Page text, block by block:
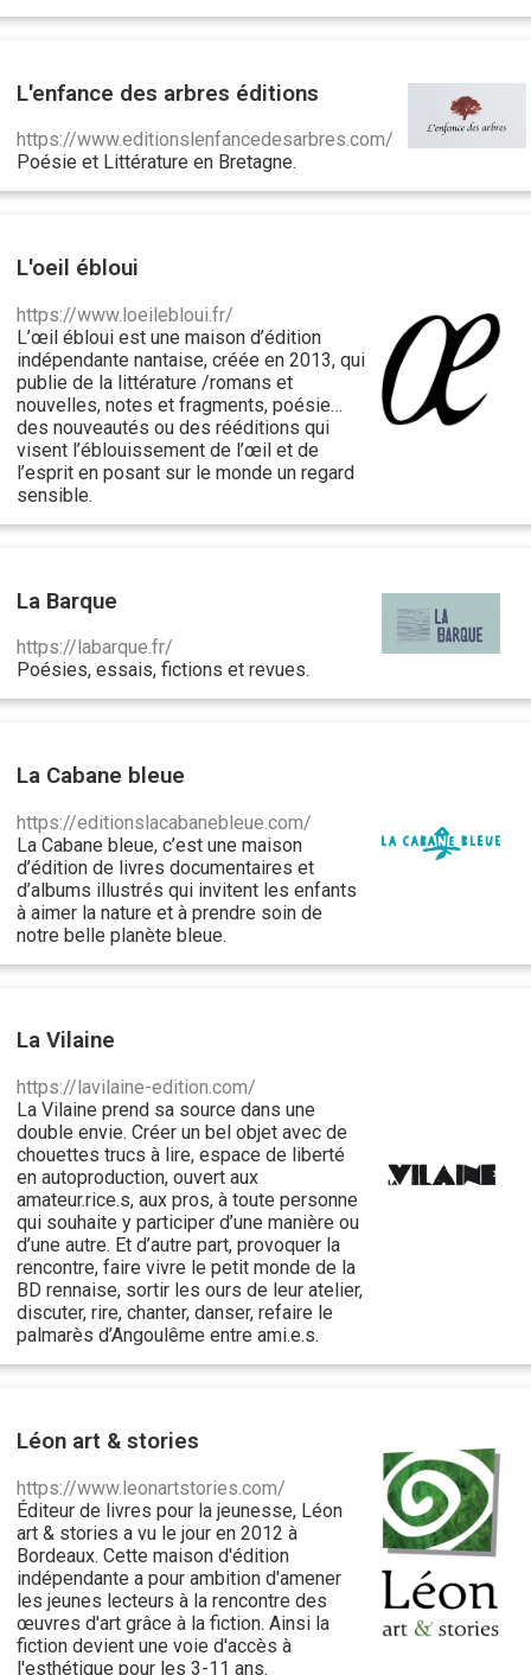
L'enfance des arbres éditions
https://www.editionslenfancedesarbres.com/
Poésie et Littérature en Bretagne.
L'oeil ébloui
https://www.loeilebloui.fr/
L’œil ébloui est une maison d’édition
indépendante nantaise, créée en 2013, qui
publie de la littérature /romans et
nouvelles, notes et fragments, poésie…
des nouveautés ou des rééditions qui
visent l’éblouissement de l’œil et de
l’esprit en posant sur le monde un regard
sensible.
La Barque
https://labarque.fr/
Poésies, essais, fictions et revues.
La Cabane bleue
https://editionslacabanebleue.com/
La Cabane bleue, c’est une maison
d’édition de livres documentaires et
d’albums illustrés qui invitent les enfants
à aimer la nature et à prendre soin de
notre belle planète bleue.
La Vilaine
https://lavilaine-edition.com/
La Vilaine prend sa source dans une
double envie. Créer un bel objet avec de
chouettes trucs à lire, espace de liberté
en autoproduction, ouvert aux
amateur.rice.s, aux pros, à toute personne
qui souhaite y participer d’une manière ou
d’une autre. Et d’autre part, provoquer la
rencontre, faire vivre le petit monde de la
BD rennaise, sortir les ours de leur atelier,
discuter, rire, chanter, danser, refaire le
palmarès d’Angoulême entre ami.e.s.
Léon art & stories
https://www.leonartstories.com/
Éditeur de livres pour la jeunesse, Léon
art & stories a vu le jour en 2012 à
Bordeaux. Cette maison d'édition
indépendante a pour ambition d'amener
les jeunes lecteurs à la rencontre des
œuvres d'art grâce à la fiction. Ainsi la
fiction devient une voie d'accès à
l'esthétique pour les 3-11 ans.